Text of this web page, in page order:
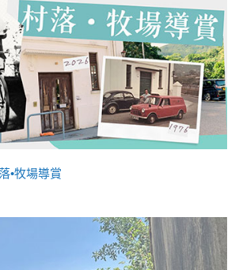
•牧場導賞